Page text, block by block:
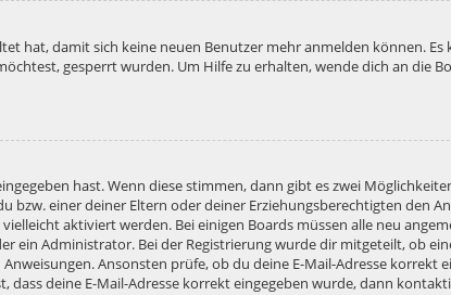
hat, damit sich keine neuen Benutzer mehr anmelden können. Es
gesperrt wurden. Um Hilfe zu erhalten, wende dich an die
hast. Wenn diese stimmen, dann gibt es zwei
bzw. einer deiner Eltern oder deiner Erziehungsberechtigten den
aktiviert werden. Bei einigen Boards müssen alle neu
ein Administrator. Bei der Registrierung wurde dir mitgeteilt, ob
Ansonsten prüfe, ob du deine E-Mail-Adresse korrekt
deine E-Mail-Adresse korrekt eingegeben wurde, dann